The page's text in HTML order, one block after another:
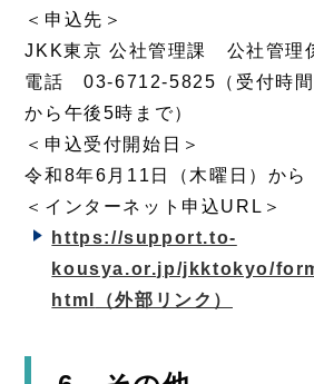
＜申込先＞
JKK東京 公社管理課 公社管
電話 03-6712-5825（受付時間
から午後5時まで）
＜申込受付開始日＞
令和8年6月11日（木曜日）から
＜インターネット申込URL＞
https://support.to-
kousya.or.jp/jkktokyo/
html
（外部リンク）